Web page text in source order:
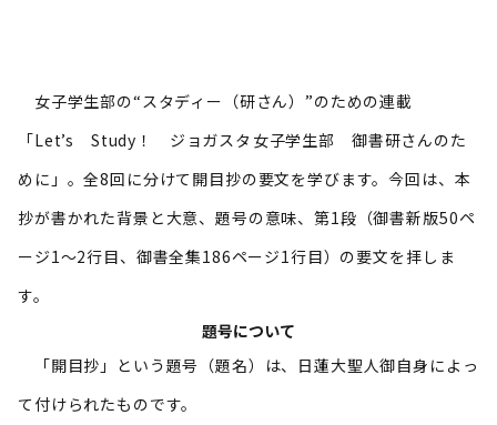
女子学生部の“スタディー（研さん）”のための連載
「Let’s Study！ ジョガスタ――女子学生部 御書研さんのた
めに」。全8回に分けて開目抄の要文を学びます。今回は、本
抄が書かれた背景と大意、題号の意味、第1段（御書新版50ペ
ージ1～2行目、御書全集186ページ1行目）の要文を拝しま
す。
題号について
「開目抄」という題号（題名）は、日蓮大聖人御自身によっ
て付けられたものです。